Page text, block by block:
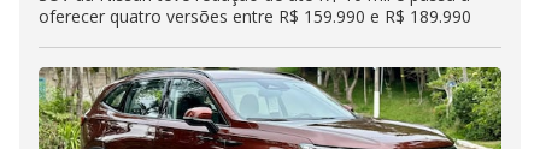
oferecer quatro versões entre R$ 159.990 e R$ 189.990